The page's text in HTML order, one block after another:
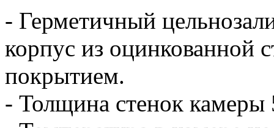
- Герметичный
корпус из оцинкованной
покрытием.
- Толщина стенок